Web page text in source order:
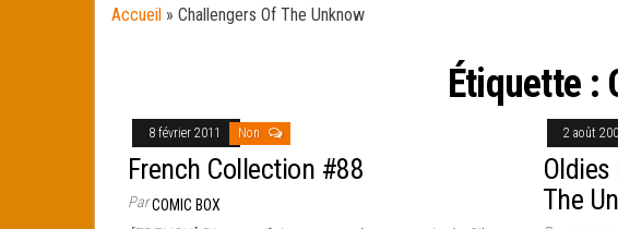
Accueil » Challengers Of The Unknow
Étiquette :
8 février 2011 Non
French Collection #88
ParCOMIC BOX
2 août
The